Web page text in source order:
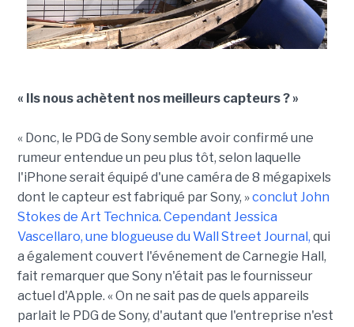
« Ils nous achètent nos meilleurs capteurs ? »
« Donc, le PDG de Sony semble avoir confirmé une
rumeur entendue un peu plus tôt, selon laquelle
l'iPhone serait équipé d'une caméra de 8 mégapixels
dont le capteur est fabriqué par Sony, »conclut John
Stokes de Art Technica. Cependant Jessica
Vascellaro, une blogueuse du Wall Street Journal, qui
a également couvert l'événement de Carnegie Hall,
fait remarquer que Sony n'était pas le fournisseur
actuel d'Apple. « On ne sait pas de quels appareils
parlait le PDG de Sony, d'autant que l'entreprise n'est